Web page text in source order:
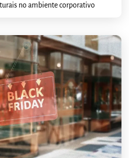
no ambiente corporativo